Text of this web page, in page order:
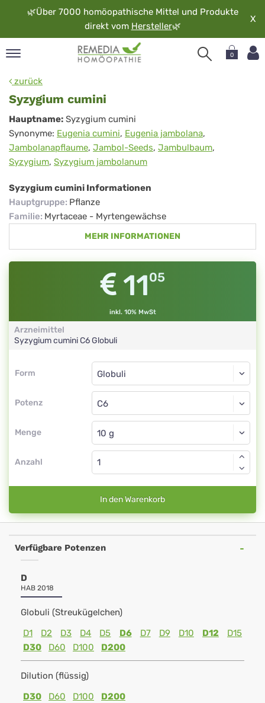
🌿Über 7000 homöopathische Mittel und Produkte
direkt vom Hersteller🌿
X
0
zurück
Syzygium cumini
Syzygium
cumini
Hauptname: Syzygium cumini
Synonyme: Eugenia cumini, Eugenia jambolana,
Jambolanapflaume, Jambol-Seeds, Jambulbaum,
Syzygium, Syzygium jambolanum
Syzygium cumini Informationen
Hauptgruppe: Pflanze
Familie: Myrtaceae - Myrtengewächse
MEHR INFORMATIONEN
1105
inkl. 10% MwSt
Arzneimittel
Syzygium cuminiC6Globuli
Form
Form
Potenz
Globuli
C6
Menge
Globuli
Anzahl
In den Warenkorb
Verfügbare Potenzen
D
HAB 2018
Globuli (Streukügelchen)
D1
D2 D3 D4 D5 D6 D7 D9 D10 D12
D15
D30
D60 D100 D200
Dilution (flüssig)
D30
D60 D100 D200